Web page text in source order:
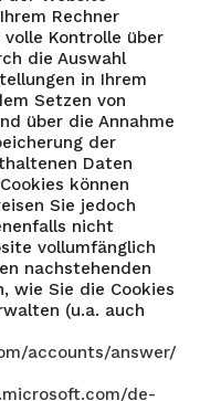
Rechner
Kontrolle über
die Auswahl
in Ihrem
Setzen von
über die Annahme
der
Daten
können
Sie jedoch
nicht
vollumfänglich
nachstehenden
wie Sie die Cookies
(u.a. auch
accounts/answer/
de-